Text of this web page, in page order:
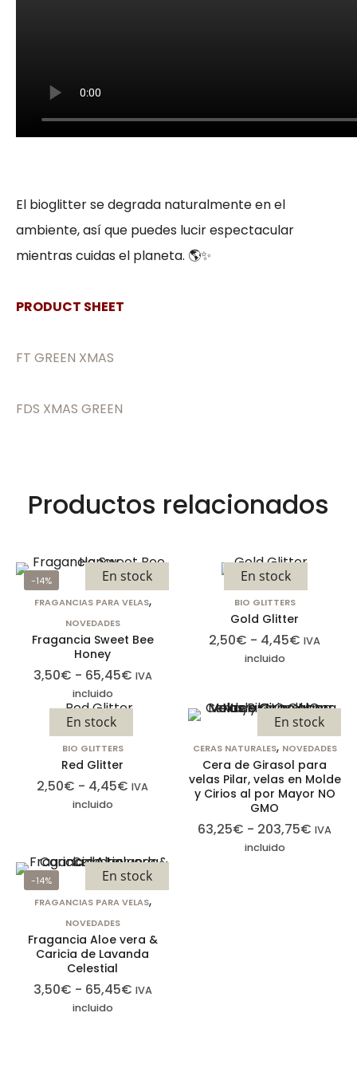
El bioglitter se degrada naturalmente en el
ambiente, así que puedes lucir espectacular
mientras cuidas el planeta. 🌎✨
PRODUCT SHEET
FT GREEN XMAS
FDS XMAS GREEN
Productos relacionados
-14% En stock
FRAGANCIAS PARA VELAS,
NOVEDADES
Fragancia Sweet Bee
Honey
3,50€ - 65,45€ IVA
incluido
En stock
BIO GLITTERS
Gold Glitter
2,50€ - 4,45€ IVA
incluido
En stock
BIO GLITTERS
Red Glitter
2,50€ - 4,45€ IVA
incluido
En stock
CERAS NATURALES, NOVEDADES
Cera de Girasol para
velas Pilar, velas en Molde
y Cirios al por Mayor NO
GMO
63,25€ - 203,75€ IVA
incluido
-14% En stock
FRAGANCIAS PARA VELAS,
NOVEDADES
Fragancia Aloe vera &
Caricia de Lavanda
Celestial
3,50€ - 65,45€ IVA
incluido
de la web. Por
lo general, solo
se establecen
realizadas por
equivalen a
una solicitud
como
de privacidad
pero algunas
partes del sitio
Estas cookies
no almacenan
ninguna
información de
identificación
personal.
Cookies de
estadísticas
Para que
podamos
mejorar la
estructura
del sitio web,
en función
de cómo se
utiliza el sitio
web.
Cookies de